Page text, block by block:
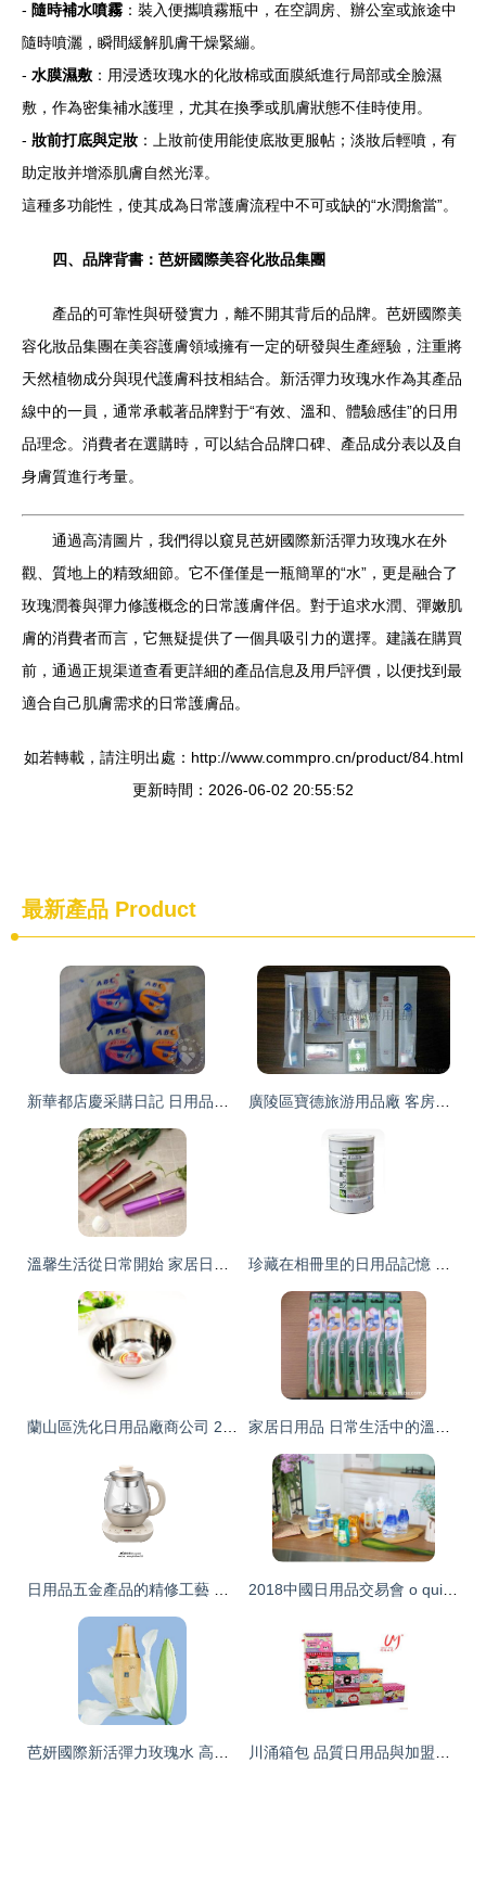
- 隨時補水噴霧 ：裝入便攜噴霧瓶中，在空調房、辦公室或旅途中
隨時噴灑，瞬間緩解肌膚干燥緊繃。
- 水膜濕敷 ：用浸透玫瑰水的化妝棉或面膜紙進行局部或全臉濕
敷，作為密集補水護理，尤其在換季或肌膚狀態不佳時使用。
- 妝前打底與定妝 ：上妝前使用能使底妝更服帖；淡妝后輕噴，有
助定妝并增添肌膚自然光澤。
這種多功能性，使其成為日常護膚流程中不可或缺的“水潤擔當”。
四、品牌背書：芭妍國際美容化妝品集團
產品的可靠性與研發實力，離不開其背后的品牌。芭妍國際美
容化妝品集團在美容護膚領域擁有一定的研發與生產經驗，注重將
天然植物成分與現代護膚科技相結合。新活彈力玫瑰水作為其產品
線中的一員，通常承載著品牌對于“有效、溫和、體驗感佳”的日用
品理念。消費者在選購時，可以結合品牌口碑、產品成分表以及自
身膚質進行考量。
通過高清圖片，我們得以窺見芭妍國際新活彈力玫瑰水在外
觀、質地上的精致細節。它不僅僅是一瓶簡單的“水”，更是融合了
玫瑰潤養與彈力修護概念的日常護膚伴侶。對于追求水潤、彈嫩肌
膚的消費者而言，它無疑提供了一個具吸引力的選擇。建議在購買
前，通過正規渠道查看更詳細的產品信息及用戶評價，以便找到最
適合自己肌膚需求的日常護膚品。
如若轉載，請注明出處：http://www.commpro.cn/product/84.html
更新時間：2026-06-02 20:55:52
最新產品 Product